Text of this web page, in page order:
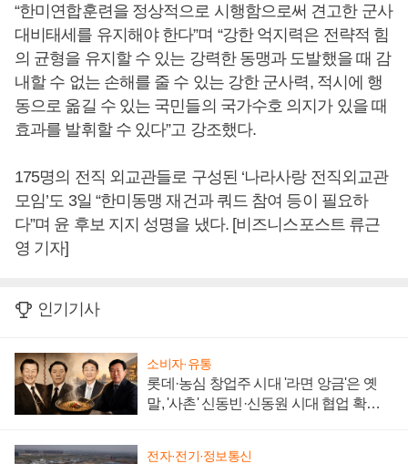
“한미연합훈련을 정상적으로 시행함으로써 견고한 군사
대비태세를 유지해야 한다”며 “강한 억지력은 전략적 힘
의 균형을 유지할 수 있는 강력한 동맹과 도발했을 때 감
내할 수 없는 손해를 줄 수 있는 강한 군사력, 적시에 행
동으로 옮길 수 있는 국민들의 국가수호 의지가 있을 때
효과를 발휘할 수 있다”고 강조했다.
175명의 전직 외교관들로 구성된 ‘나라사랑 전직외교관
모임’도 3일 “한미동맹 재건과 쿼드 참여 등이 필요하
다”며 윤 후보 지지 성명을 냈다. [비즈니스포스트 류근
영 기자]
인기기사
소비자·유통
롯데·농심 창업주 시대 '라면 앙금'은 옛
말, '사촌' 신동빈·신동원 시대 협업 확대
전자·전기·정보통신